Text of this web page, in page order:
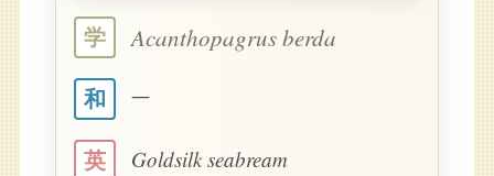
学 Acanthopagrus berda
和 —
英
Goldsilk seabream